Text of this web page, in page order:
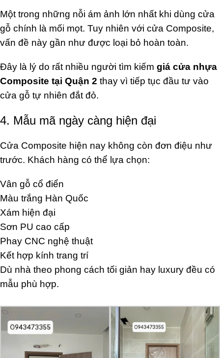
Một trong những nỗi ám ảnh lớn nhất khi dùng cửa
gỗ chính là mối mọt. Tuy nhiên với cửa Composite,
vấn đề này gần như được loại bỏ hoàn toàn.
Đây là lý do rất nhiều người tìm kiếm giá cửa nhựa
Composite tại Quận 2 thay vì tiếp tục đầu tư vào
cửa gỗ tự nhiên đắt đỏ.
4. Mẫu mã ngày càng hiện đại
Cửa Composite hiện nay không còn đơn điệu như
trước. Khách hàng có thể lựa chọn:
Vân gỗ cổ điển
Màu trắng Hàn Quốc
Xám hiện đại
Sơn PU cao cấp
Phay CNC nghệ thuật
Kết hợp kính trang trí
Dù nhà theo phong cách tối giản hay luxury đều có
mẫu phù hợp.